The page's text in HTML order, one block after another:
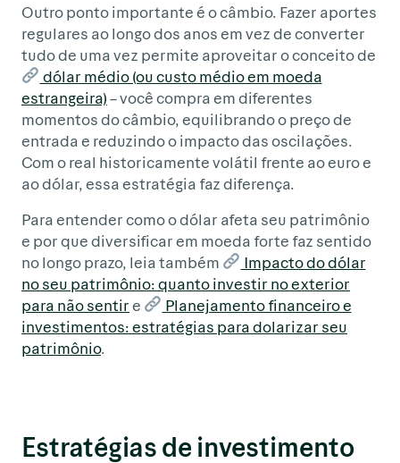
Outro ponto importante é o câmbio. Fazer aportes
regulares ao longo dos anos em vez de converter
tudo de uma vez permite aproveitar o conceito de
dólar médio (ou custo médio em moeda
estrangeira)– você compra em diferentes
momentos do câmbio, equilibrando o preço de
entrada e reduzindo o impacto das oscilações.
Com o real historicamente volátil frente ao euro e
ao dólar, essa estratégia faz diferença.
Para entender como o dólar afeta seu patrimônio
e por que diversificar em moeda forte faz sentido
no longo prazo, leia também
Impacto do dólar
no seu patrimônio: quanto investir no exterior
para não sentire
Planejamento financeiro e
investimentos: estratégias para dolarizar seu
patrimônio.
Estratégias de investimento